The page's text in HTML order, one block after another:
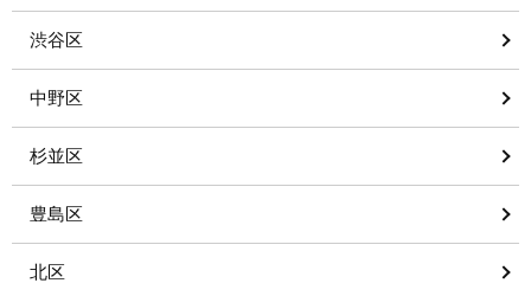
渋谷区
中野区
杉並区
豊島区
北区